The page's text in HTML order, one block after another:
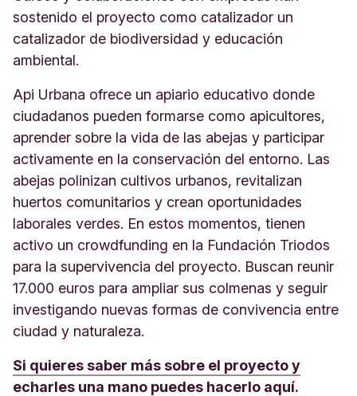
sostenido el proyecto como catalizador un
catalizador de biodiversidad y educación
ambiental.
Api Urbana ofrece un apiario educativo donde
ciudadanos pueden formarse como apicultores,
aprender sobre la vida de las abejas y participar
activamente en la conservación del entorno. Las
abejas polinizan cultivos urbanos, revitalizan
huertos comunitarios y crean oportunidades
laborales verdes. En estos momentos, tienen
activo un crowdfunding en la Fundación Triodos
para la supervivencia del proyecto. Buscan reunir
17.000 euros para ampliar sus colmenas y seguir
investigando nuevas formas de convivencia entre
ciudad y naturaleza.
Si quieres saber más sobre el proyecto y
echarles una mano puedes hacerlo aquí.